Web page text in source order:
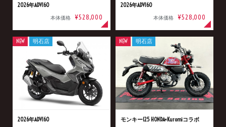
2026年ADV160
本体価格 ¥528,000
2026年ADV160
本体価格 ¥528,000
2026年ADV160
NEW 明石店
モンキー125 HONDA×Kuromiコラボ
NEW 明石店